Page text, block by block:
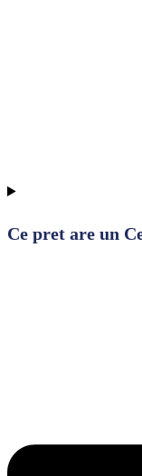
Ce pret are un